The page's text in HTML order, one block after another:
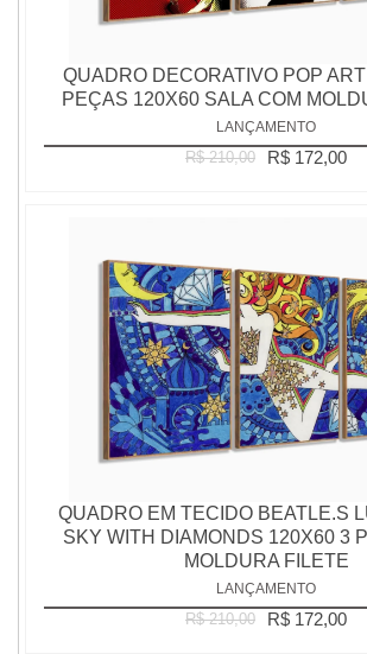
QUADRO DECORATIVO POP
PEÇAS 120X60 SALA COM
LANÇAMENTO
R$ 210,00 R$ 172,00
QUADRO EM TECIDO BEATLE.S
SKY WITH DIAMONDS 120X60 3
MOLDURA FILETE
LANÇAMENTO
R$ 210,00 R$ 172,00